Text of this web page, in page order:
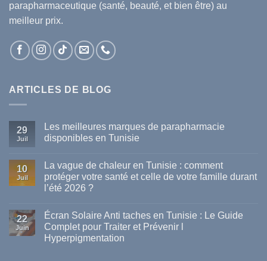
parapharmaceutique (santé, beauté, et bien être) au
meilleur prix.
ARTICLES DE BLOG
29
Juil
Les meilleures marques de parapharmacie
disponibles en Tunisie
sur
meilleures
marques
disponibles
en
Tunisie
10
Juil
La vague de chaleur en Tunisie : comment
protéger votre santé et celle de votre famille durant
l’été 2026 ?
sur
La
vague
de
22
Juin
Écran Solaire Anti taches en Tunisie : Le Guide
Complet pour Traiter et Prévenir l
Hyperpigmentation